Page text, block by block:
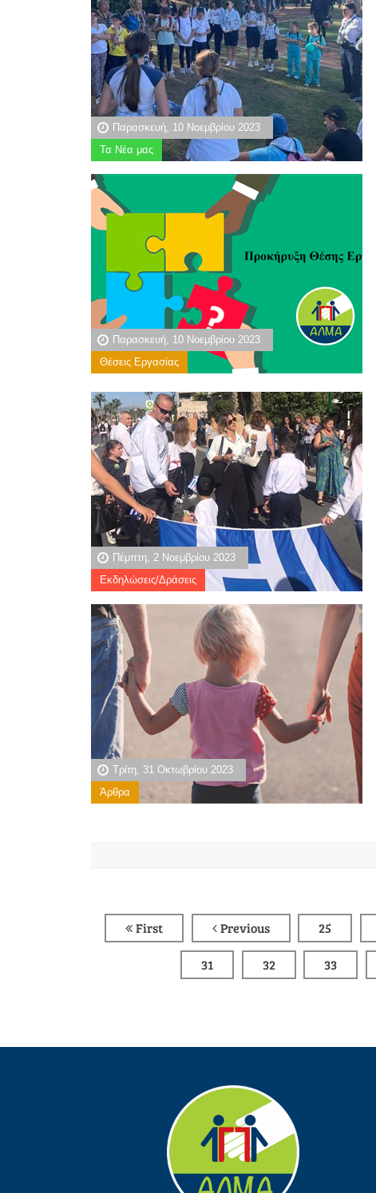
Παρασκευή, 10 Νοεμβρίου 2023
Τα Νέα μας
Παρασκευή, 10 Νοεμβρίου 2023
Θέσεις Εργασίας
Πέμπτη, 2 Νοεμβρίου 2023
Εκδηλώσεις/Δράσεις
Τρίτη, 31 Οκτωβρίου 2023
Άρθρα
First Previous 25
31 32 33